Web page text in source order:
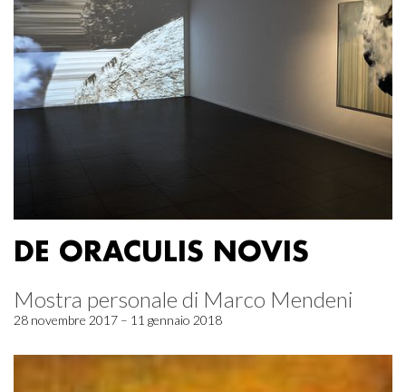
DE ORACULIS NOVIS
Mostra personale di Marco Mendeni
28 novembre 2017 – 11 gennaio 2018